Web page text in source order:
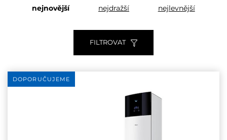
FILTROVAT
nejnovější nejdražší nejlevnější
DOPORUČUJEME